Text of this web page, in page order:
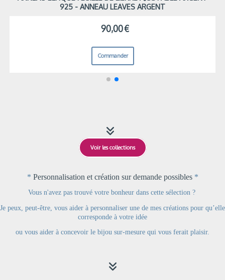
925 - ANNEAU LEAVES ARGENT
90,00
Commander

Voir les collections
* Personnalisation et création sur demande possibles *
Vous n'avez pas trouvé votre bonheur dans cette sélection ?
Je peux, peut-être, vous aider à personnaliser une de mes créations pour qu’elle
corresponde à votre idée
ou vous aider à concevoir le bijou sur-mesure qui vous ferait plaisir.
